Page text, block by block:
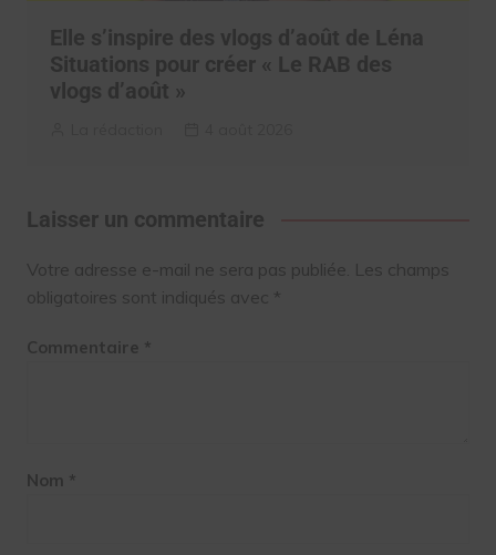
Elle s’inspire des vlogs d’août de Léna
Situations pour créer « Le RAB des
vlogs d’août »
Laisser un commentaire
Votre adresse e-mail ne sera pas publiée. Les champs
obligatoires sont indiqués avec *
Commentaire *
Nom *